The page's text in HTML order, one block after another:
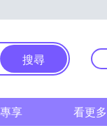
搜尋
享 看更多